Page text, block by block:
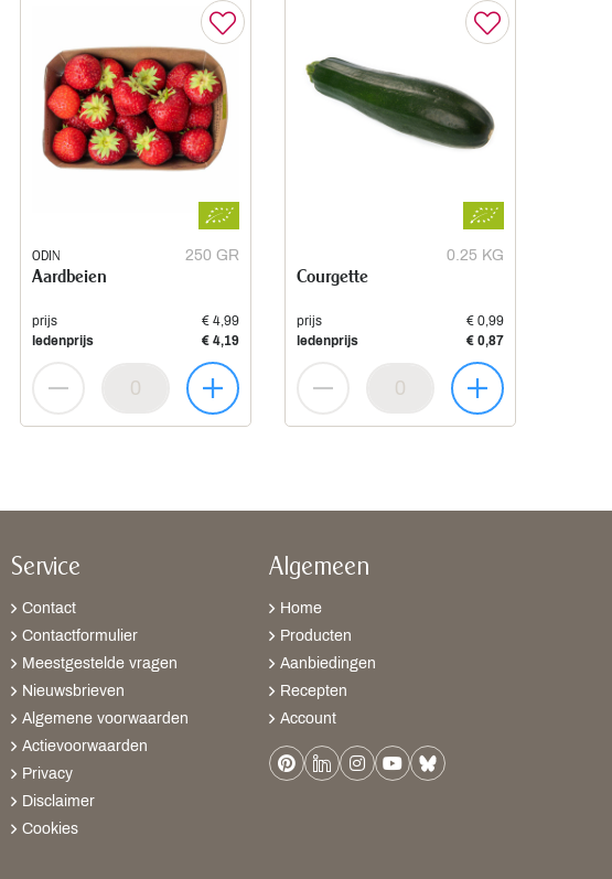
ODIN 250 GR
Aardbeien
prijs
€ 4,99
ledenprijs
€ 4,19
0.25 KG
Courgette
prijs
€ 0,99
ledenprijs
€ 0,87
Service
Contact
Contactformulier
Meestgestelde vragen
Nieuwsbrieven
Algemene voorwaarden
Actievoorwaarden
Privacy
Disclaimer
Cookies
Algemeen
Home
Producten
Aanbiedingen
Recepten
Account